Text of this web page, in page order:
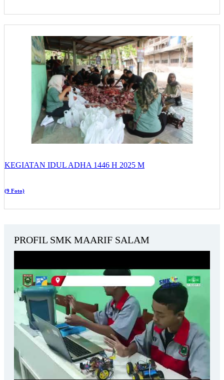
KEGIATAN IDUL ADHA 1446 H 2025 M
(9 Foto)
PROFIL SMK MAARIF SALAM